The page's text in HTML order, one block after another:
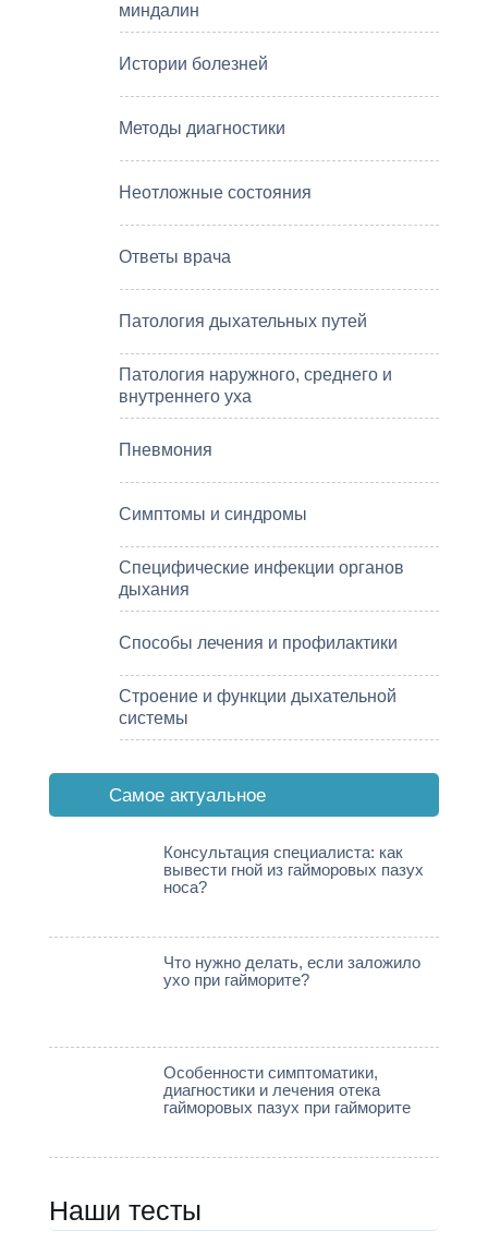
миндалин
Истории болезней
Методы диагностики
Неотложные состояния
Ответы врача
Патология дыхательных путей
Патология наружного, среднего и
внутреннего уха
Пневмония
Симптомы и синдромы
Специфические инфекции органов
дыхания
Способы лечения и профилактики
Строение и функции дыхательной
системы
Cамое актуальное
Консультация специалиста: как
вывести гной из гайморовых пазух
носа?
Что нужно делать, если заложило
ухо при гайморите?
Особенности симптоматики,
диагностики и лечения отека
гайморовых пазух при гайморите
Наши тесты